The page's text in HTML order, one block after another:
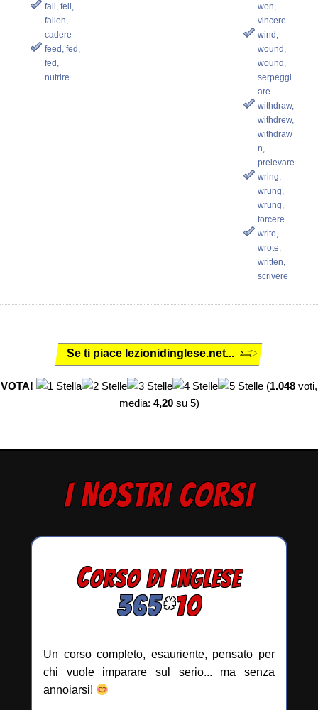
fall, fell,
fallen,
cadere
feed, fed,
fed,
nutrire
won,
vincere
wind,
wound,
wound,
serpeggi
are
withdraw,
withdrew,
withdraw
n,
prelevare
wring,
wrung,
wrung,
torcere
write,
wrote,
written,
scrivere
Se ti piace lezionidinglese.net...
VOTA! (1.048 voti,
media: 4,20su 5)
I NOSTRI CORSI
CORSO DI INGLESE
365*10
Un corso completo, esauriente, pensato per
chi vuole imparare sul serio... ma senza
annoiarsi!